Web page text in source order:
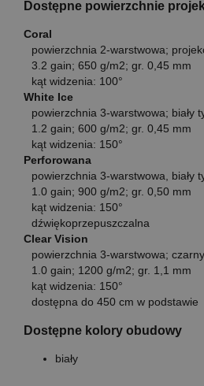
Dostępne powierzchnie
Coral
powierzchnia 2-warstwowa;
3.2 gain; 650 g/m2; gr. 0,45 mm
kąt widzenia: 100°
White Ice
powierzchnia 3-warstwowa; biały
1.2 gain; 600 g/m2; gr. 0,45 mm
kąt widzenia: 150°
Perforowana
powierzchnia 3-warstwowa, biały
1.0 gain; 900 g/m2; gr. 0,50 mm
kąt widzenia: 150°
dźwiękoprzepuszczalna
Clear Vision
powierzchnia 3-warstwowa; czarny
1.0 gain; 1200 g/m2; gr. 1,1 mm
kąt widzenia: 150°
dostępna do 450 cm w podstawie
Dostępne kolory obudowy
biały